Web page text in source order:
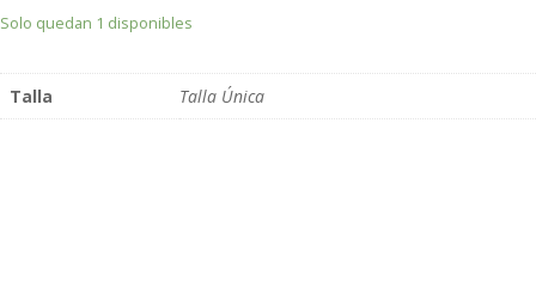
Solo quedan 1 disponibles
Talla Talla Única